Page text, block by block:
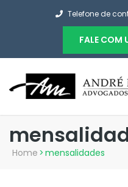
Telefone de
FALE COM
Home > mensalidades